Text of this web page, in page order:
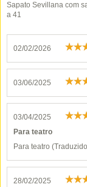
Sapato Sevillana com
a 41
02/02/2026
03/06/2025
03/04/2025
Para teatro
Para teatro
28/02/2025